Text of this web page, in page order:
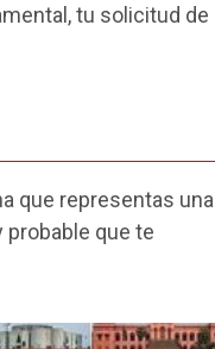
tu solicitud de
que representas una
probable que te